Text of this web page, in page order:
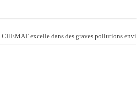
en RDC, le chef de l’OMS appelle à